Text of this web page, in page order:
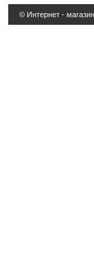
© Интернет - магазин